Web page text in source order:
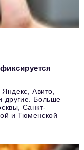
Авито,
другие. Больше
Санкт-
и Тюменской